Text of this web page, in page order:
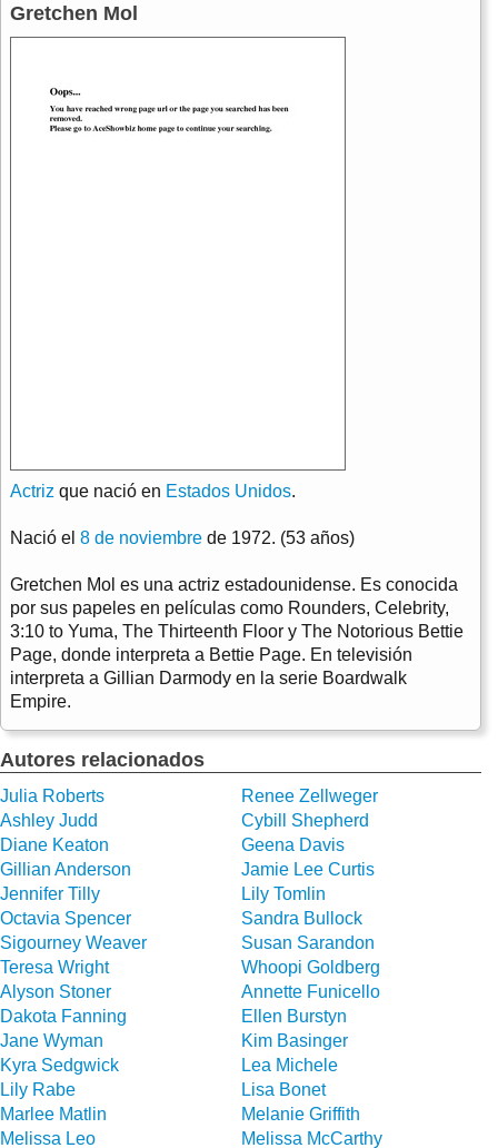
Gretchen Mol
Actriz que nació en Estados Unidos.
Nació el 8 de noviembre de 1972. (53 años)
Gretchen Mol es una actriz estadounidense. Es conocida
por sus papeles en películas como Rounders, Celebrity,
3:10 to Yuma, The Thirteenth Floor y The Notorious Bettie
Page, donde interpreta a Bettie Page. En televisión
interpreta a Gillian Darmody en la serie Boardwalk
Empire.
Autores relacionados
Julia Roberts
Renee Zellweger
Ashley Judd
Cybill Shepherd
Diane Keaton
Geena Davis
Gillian Anderson
Jamie Lee Curtis
Jennifer Tilly
Lily Tomlin
Octavia Spencer
Sandra Bullock
Sigourney Weaver
Susan Sarandon
Teresa Wright
Whoopi Goldberg
Alyson Stoner
Annette Funicello
Dakota Fanning
Ellen Burstyn
Jane Wyman
Kim Basinger
Kyra Sedgwick
Lea Michele
Lily Rabe
Lisa Bonet
Marlee Matlin
Melanie Griffith
Melissa Leo
Melissa McCarthy